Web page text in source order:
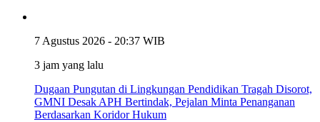
7 Agustus 2026 - 20:37 WIB
3 jam yang lalu
Dugaan Pungutan di Lingkungan Pendidikan Tragah Disorot,
GMNI Desak APH Bertindak, Pejalan Minta Penanganan
Berdasarkan Koridor Hukum